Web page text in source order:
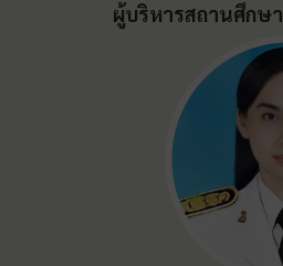
ผู้บริหารสถานศึกษา